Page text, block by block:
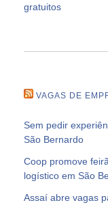
gratuitos
VAGAS DE
Sem pedir
São Bernardo
Coop promove
logístico em São
Assaí abre vagas